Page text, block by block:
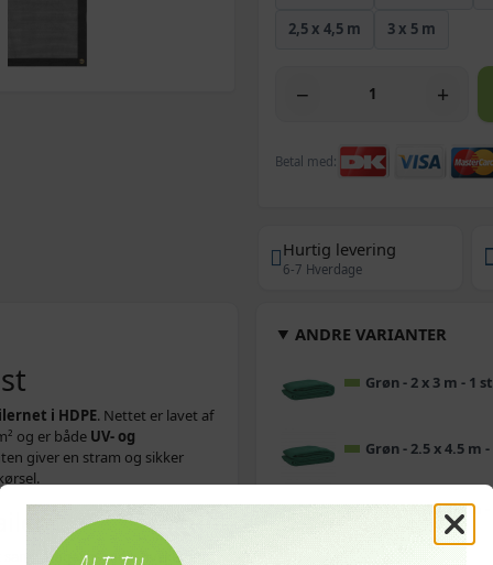
2,5 x 4,5 m
3 x 5 m
− +
Betal med:
Hurtig levering
6-7 Hverdage
i HDPE. Nettet er lavet af
og er både UV‑ og
giver en stram og sikker
mugafvisende, hvilket gør
ANDRE VARIANTER
Grøn - 2 x 3 m - 1
Grøn - 2.5 x 4.5 m
Grøn - 1.5 x 2.2 m